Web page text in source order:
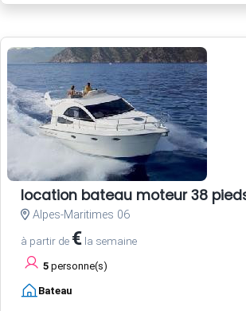
location bateau moteur 38
Alpes-Maritimes 06
à partir de € la semaine
5 personne(s)
Bateau